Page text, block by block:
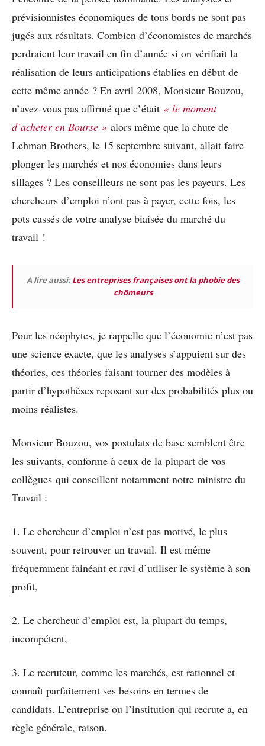
prévisionnistes économiques de tous bords ne sont pas
jugés aux résultats. Combien d’économistes de marchés
perdraient leur travail en fin d’année si on vérifiait la
réalisation de leurs anticipations établies en début de
cette même année ? En avril 2008, Monsieur Bouzou,
n’avez-vous pas affirmé que c’était « le moment
d’acheter en Bourse » alors même que la chute de
Lehman Brothers, le 15 septembre suivant, allait faire
plonger les marchés et nos économies dans leurs
sillages ? Les conseilleurs ne sont pas les payeurs. Les
chercheurs d’emploi n’ont pas à payer, cette fois, les
pots cassés de votre analyse biaisée du marché du
travail !
A lire aussi:Les entreprises françaises ont la phobie des
chômeurs
Pour les néophytes, je rappelle que l’économie n’est pas
une science exacte, que les analyses s’appuient sur des
théories, ces théories faisant tourner des modèles à
partir d’hypothèses reposant sur des probabilités plus ou
moins réalistes.
Monsieur Bouzou, vos postulats de base semblent être
les suivants, conforme à ceux de la plupart de vos
collègues qui conseillent notamment notre ministre du
Travail :
1. Le chercheur d’emploi n’est pas motivé, le plus
souvent, pour retrouver un travail. Il est même
fréquemment fainéant et ravi d’utiliser le système à son
profit,
2. Le chercheur d’emploi est, la plupart du temps,
incompétent,
3. Le recruteur, comme les marchés, est rationnel et
connaît parfaitement ses besoins en termes de
candidats. L’entreprise ou l’institution qui recrute a, en
règle générale, raison.